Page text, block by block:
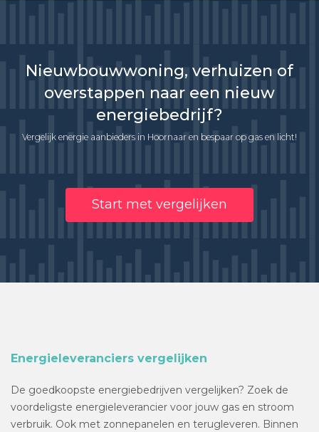
Nieuwbouwwoning, verhuizen of
overstappen naar een nieuw
energiebedrijf?
Vergelijk energie aanbieders in Hoornaar en bespaar op gas en licht!
Start met vergelijken
Energieleveranciers vergelijken
De goedkoopste energiebedrijven vergelijken? Zoek de
voordeligste energieleverancier voor jouw gas en stroom
verbruik. Ook met zonnepanelen en terugleveren. Binnen